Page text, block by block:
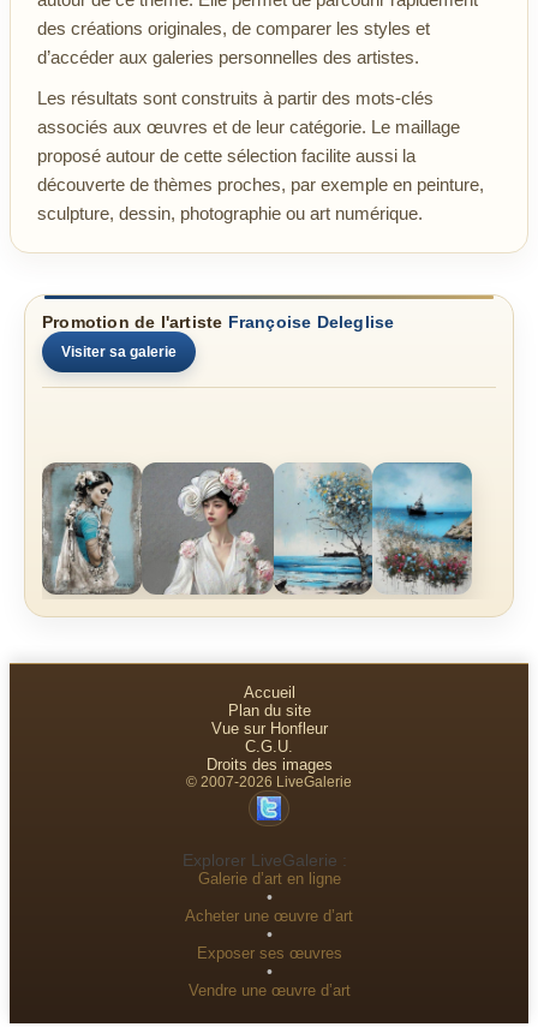
des créations originales, de comparer les styles et
d’accéder aux galeries personnelles des artistes.
Les résultats sont construits à partir des mots-clés
associés aux œuvres et de leur catégorie. Le maillage
proposé autour de cette sélection facilite aussi la
découverte de thèmes proches, par exemple en peinture,
sculpture, dessin, photographie ou art numérique.
Promotion de l'artiste Françoise Deleglise
Visiter sa galerie
Accueil
Plan du site
Vue sur Honfleur
C.G.U.
Droits des images
© 2007-2026 LiveGalerie
Explorer LiveGalerie :
Galerie d’art en ligne
•
Acheter une œuvre d’art
•
Exposer ses œuvres
•
Vendre une œuvre d’art